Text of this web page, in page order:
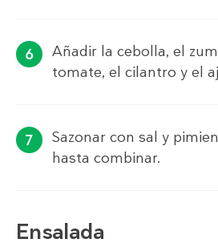
Añadir la cebolla, el
tomate, el cilantro y el
Sazonar con sal y
hasta combinar.
Ensalada